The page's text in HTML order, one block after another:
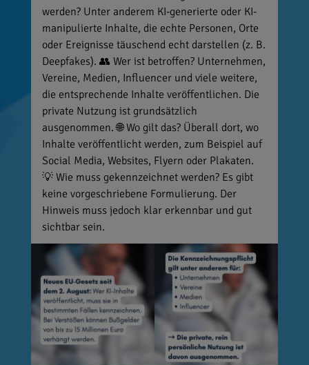
werden? Unter anderem KI-generierte oder KI-
manipulierte Inhalte, die echte Personen, Orte
oder Ereignisse täuschend echt darstellen (z. B.
Deepfakes). 👥 Wer ist betroffen? Unternehmen,
Vereine, Medien, Influencer und viele weitere,
die entsprechende Inhalte veröffentlichen. Die
private Nutzung ist grundsätzlich
ausgenommen. 🌐 Wo gilt das? Überall dort, wo
Inhalte veröffentlicht werden, zum Beispiel auf
Social Media, Websites, Flyern oder Plakaten.
💡 Wie muss gekennzeichnet werden? Es gibt
keine vorgeschriebene Formulierung. Der
Hinweis muss jedoch klar erkennbar und gut
sichtbar sein.